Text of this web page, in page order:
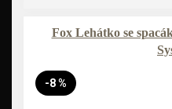
Fox Lehátko se
-8 %